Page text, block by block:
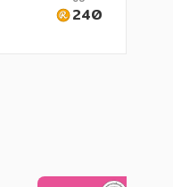
240